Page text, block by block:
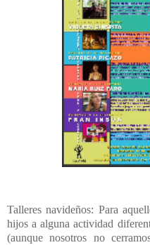
Talleres navideños: Para
hijos a alguna actividad
(aunque nosotros no